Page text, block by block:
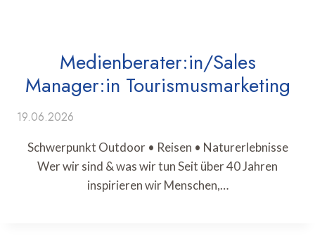
Medienberater:in/Sales
Manager:in Tourismusmarketing
19.06.2026
Schwerpunkt Outdoor • Reisen • Naturerlebnisse
Wer wir sind & was wir tun Seit über 40 Jahren
inspirieren wir Menschen,…